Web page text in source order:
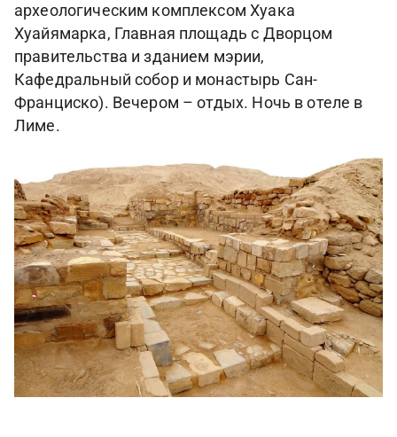
археологическим комплексом Хуака
Хуайямарка, Главная площадь с Дворцом
правительства и зданием мэрии,
Кафедральный собор и монастырь Сан-
Франциско). Вечером – отдых. Ночь в отеле в
Лиме.